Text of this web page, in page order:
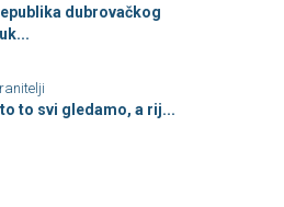
dubrovačkog
to svi gledamo, a rij...